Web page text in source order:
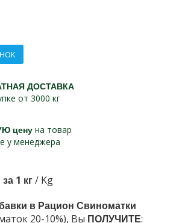
ДОСТАВКА
от 3000 кг
цену на товар
у менеджера
1 кг/ Kg
в Рацион Свиноматки
20-10%), Вы ПОЛУЧИТЕ: